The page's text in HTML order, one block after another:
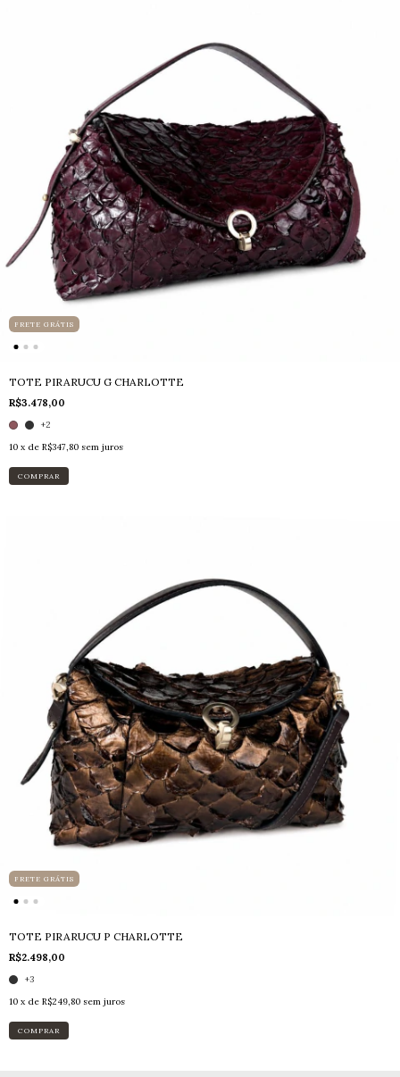
FRETE GRÁTIS
TOTE PIRARUCU G CHARLOTTE
R$3.478,00
+2
10 x de R$347,80 sem juros
COMPRAR
FRETE GRÁTIS
TOTE PIRARUCU P CHARLOTTE
R$2.498,00
+3
10 x de R$249,80 sem juros
COMPRAR